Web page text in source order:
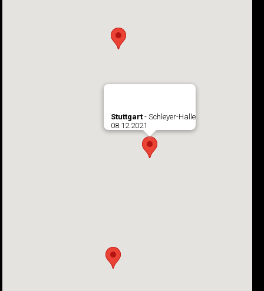
Stuttgart - Schleyer-Halle
08.12.2021